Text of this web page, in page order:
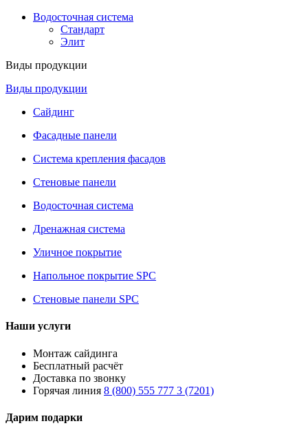
Водосточная система
Стандарт
Элит
Виды продукции
Виды продукции
Сайдинг
Фасадные панели
Система крепления фасадов
Стеновые панели
Водосточная система
Дренажная система
Уличное покрытие
Напольное покрытие SPC
Стеновые панели SPC
Наши услуги
Монтаж сайдинга
Бесплатный расчёт
Доставка по звонку
Горячая линия 8 (800) 555 777 3 (7201)
Дарим подарки